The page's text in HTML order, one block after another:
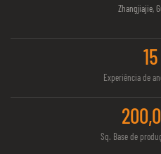
Zhangjiajie,
15
Experiência de
Sq. Base de